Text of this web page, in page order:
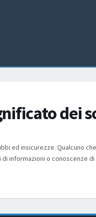
dei
ed insicurezze. Qualcuno
informazioni o conoscenze di